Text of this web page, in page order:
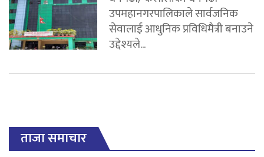
उपमहानगरपालिकाले सार्वजनिक
सेवालाई आधुनिक प्रविधिमैत्री बनाउने
उद्देश्यले...
ताजा समाचार